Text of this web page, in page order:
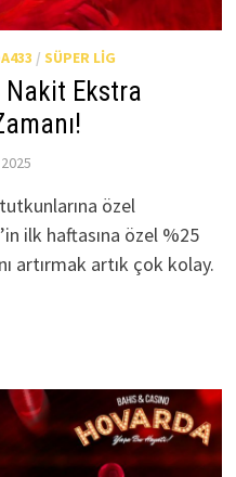
/ SÜPER LIG
Nakit Ekstra
özel
ilk haftasına özel %25
artırmak artık çok kolay.